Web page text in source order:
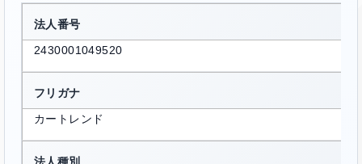
法人番号
2430001049520
フリガナ
カートレンド